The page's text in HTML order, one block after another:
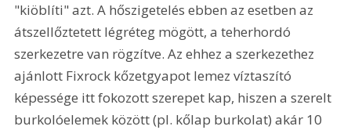
"kiöblíti" azt. A hőszigetelés ebben az esetben az
átszellőztetett légréteg mögött, a teherhordó
szerkezetre van rögzítve. Az ehhez a szerkezethez
ajánlott Fixrock kőzetgyapot lemez víztaszító
képessége itt fokozott szerepet kap, hiszen a szerelt
burkolóelemek között (pl. kőlap burkolat) akár 10